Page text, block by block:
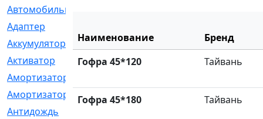
Автомобильный
Адаптер
Аккумулятор
[2]
Активатор
[1]
Амортизатор
Амортизаторы
[21]
Антидождь
Наименование
Бренд
Гофра 45*120
Тайвань
Гофра 45*180 Тайвань